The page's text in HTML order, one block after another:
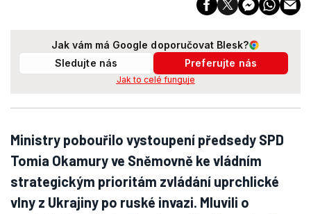
Jak vám má Google doporučovat Blesk?
Sledujte nás
Preferujte nás
Jak to celé funguje
Ministry pobouřilo vystoupení předsedy SPD
Tomia Okamury ve Sněmovně ke vládním
strategickým prioritám zvládání uprchlické
vlny z Ukrajiny po ruské invazi. Mluvili o